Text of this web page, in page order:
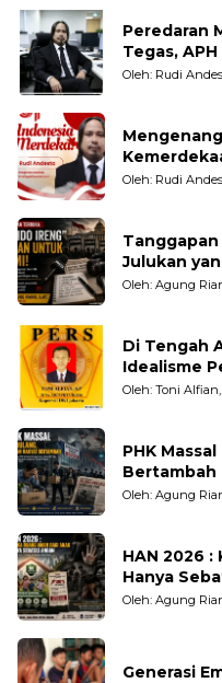
Peredaran
Tegas,
Tanpa
Oleh: Rudi
Oleh: Rudi
Tanggapan
Julukan yang tidak Adil untuk
Pengamat
Oleh: Agung
Di Tengah
Idealisme
Oleh: Toni Alfian,
PHK
Bertambah
Oleh: Agung
HAN 2026
Hanya
Oleh: Agung
Generasi